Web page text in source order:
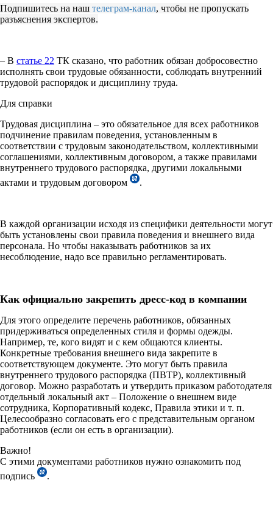
Подпишитесь на наш телеграм-канал, чтобы не пропускать
разъяснения экспертов.
– В статье 22 ТК сказано, что работник обязан добросовестно
исполнять свои трудовые обязанности, соблюдать внутренний
трудовой распорядок и дисциплину труда.
Для справки
Трудовая дисциплина – это обязательное для всех работников
подчинение правилам поведения, установленным в
соответствии с трудовым законодательством, коллективными
соглашениями, коллективным договором, а также правилами
внутреннего трудового распорядка, другими локальными
актами и трудовым договором
.
В каждой организации исходя из специфики деятельности могут
быть установлены свои правила поведения и внешнего вида
персонала. Но чтобы наказывать работников за их
несоблюдение, надо все правильно регламентировать.
Как официально закрепить дресс-код в компании
Для этого определите перечень работников, обязанных
придерживаться определенных стиля и формы одежды.
Например, те, кого видят и с кем общаются клиенты.
Конкретные требования внешнего вида закрепите в
соответствующем документе. Это могут быть правила
внутреннего трудового распорядка (ПВТР), коллективный
договор. Можно разработать и утвердить приказом работодателя
отдельный локальный акт – Положение о внешнем виде
сотрудника, Корпоративный кодекс, Правила этики и т. п.
Целесообразно согласовать его с представительным органом
работников (если он есть в организации).
Важно!
С этими документами работников нужно ознакомить под
подпись
.